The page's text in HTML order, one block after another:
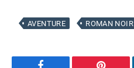
AVENTURE ROMAN NOIR